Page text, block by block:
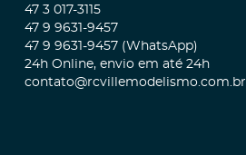
47 3 017-3115
47 9 9631-9457
47 9 9631-9457 (WhatsApp)
24h Online, envio em até 24h
contato@rcvillemodelismo.com.br